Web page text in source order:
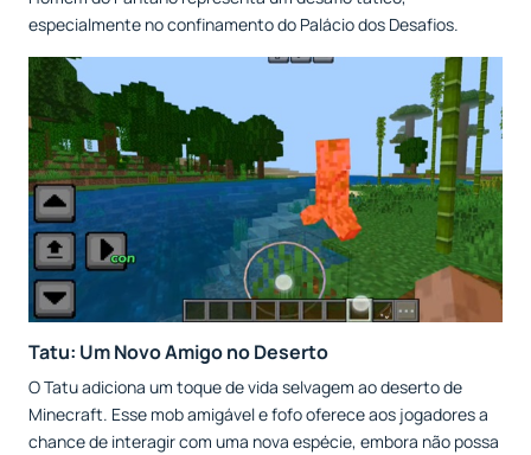
especialmente no confinamento do Palácio dos Desafios.
Tatu: Um Novo Amigo no Deserto
O Tatu adiciona um toque de vida selvagem ao deserto de
Minecraft. Esse mob amigável e fofo oferece aos jogadores a
chance de interagir com uma nova espécie, embora não possa